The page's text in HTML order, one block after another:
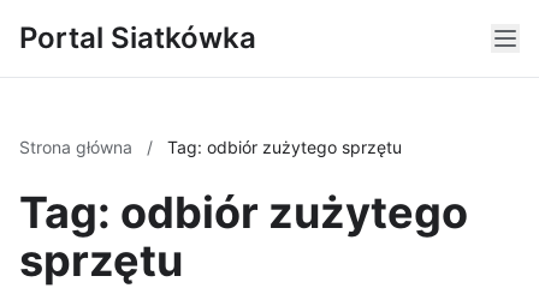
Portal Siatkówka
Strona główna / Tag: odbiór zużytego sprzętu
Tag: odbiór zużytego
sprzętu